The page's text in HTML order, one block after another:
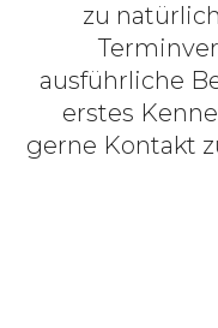
zu
ausführliche
erstes
gerne Kontakt